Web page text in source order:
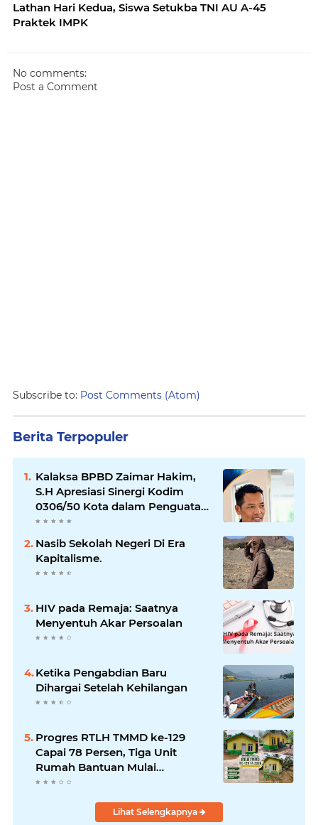
Lathan Hari Kedua, Siswa Setukba TNI AU A-45
Praktek IMPK
No comments:
Post a Comment
Subscribe to: Post Comments (Atom)
Berita Terpopuler
Kalaksa BPBD Zaimar Hakim,
S.H Apresiasi Sinergi Kodim
0306/50 Kota dalam Penguatan
Mitigasi dan Penanganan
Bencana
Nasib Sekolah Negeri Di Era
Kapitalisme.
HIV pada Remaja: Saatnya
Menyentuh Akar Persoalan
Ketika Pengabdian Baru
Dihargai Setelah Kehilangan
Progres RTLH TMMD ke-129
Capai 78 Persen, Tiga Unit
Rumah Bantuan Mulai
Rampung
Lihat Selengkapnya